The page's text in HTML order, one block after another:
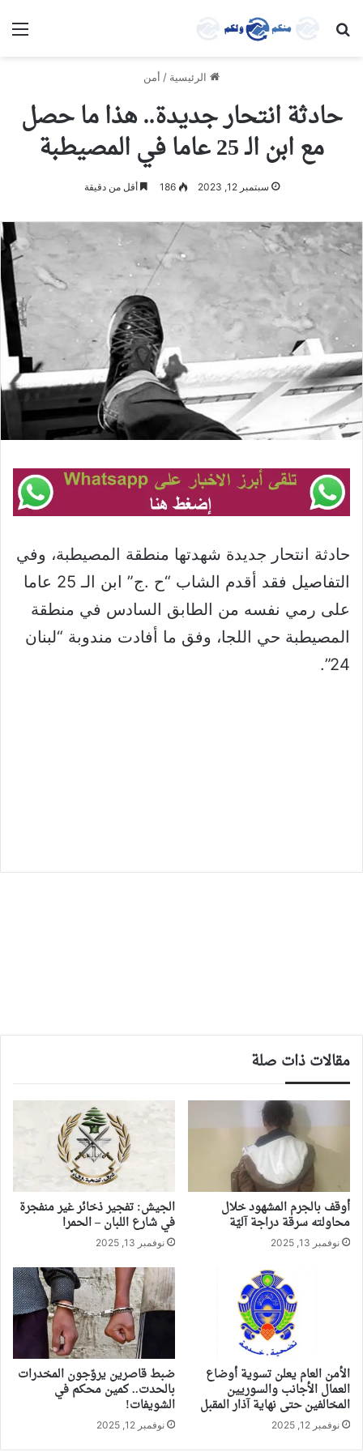
بحث عن
الرئيسية / أمن
حادثة انتحار جديدة.. هذا ما حصل
مع ابن الـ 25 عاما في المصيطبة
سبتمبر 12, 2023 186 أقل من دقيقة
حادثة انتحار جديدة شهدتها منطقة المصيطبة، وفي
التفاصيل فقد أقدم الشاب “ح .ج” ابن الـ 25 عاما
على رمي نفسه من الطابق السادس في منطقة
المصيطبة حي اللجا، وفق ما أفادت مندوبة “لبنان
24”.
مقالات ذات صلة
أوقف بالجرم المشهود خلال
محاولته سرقة دراجة آليّة
نوفمبر 13, 2025
الجيش: تفجير ذخائر غير منفجرة
في شارع اللبان – الحمرا
نوفمبر 13, 2025
الأمن العام يعلن تسوية أوضاع
العمال الأجانب والسوريين
المخالفين حتى نهاية آذار المقبل
نوفمبر 12, 2025
ضبط قاصرين يروّجون المخدرات
بالحدت.. كمين محكم في
الشويفات!
نوفمبر 12, 2025